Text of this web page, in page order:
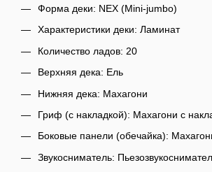
Форма деки: NEX (Mini-jumbo)
Характеристики деки: Ламинат
Количество ладов: 20
Верхняя дека: Ель
Нижняя дека: Махагони
Гриф (с накладкой): Махагони с
Боковые панели (обечайка):
Звукосниматель: